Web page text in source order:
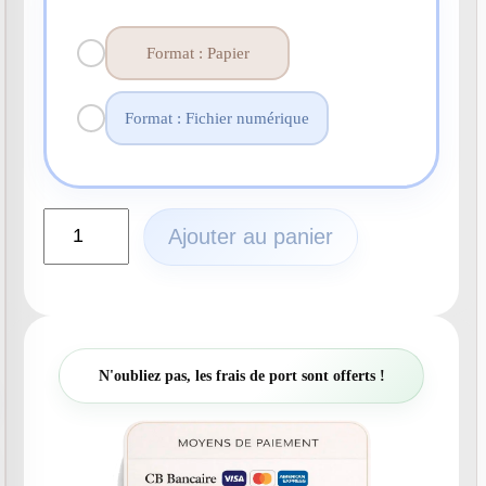
Format : Papier
Format : Fichier numérique
a
Ajouter au panier
N'oubliez pas, les frais de port sont offerts !